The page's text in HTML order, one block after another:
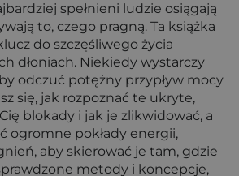
spełnieni ludzie osiągają
to, czego pragną. Ta książka
do szczęśliwego życia
dłoniach. Niekiedy wystarczy
odczuć potężny przypływ mocy
się, jak rozpoznać te ukryte,
blokady i jak je zlikwidować, a
ogromne pokłady energii,
aby skierować je tam, gdzie
metody i koncepcje,